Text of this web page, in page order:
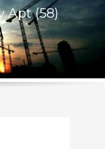
Apt (58)